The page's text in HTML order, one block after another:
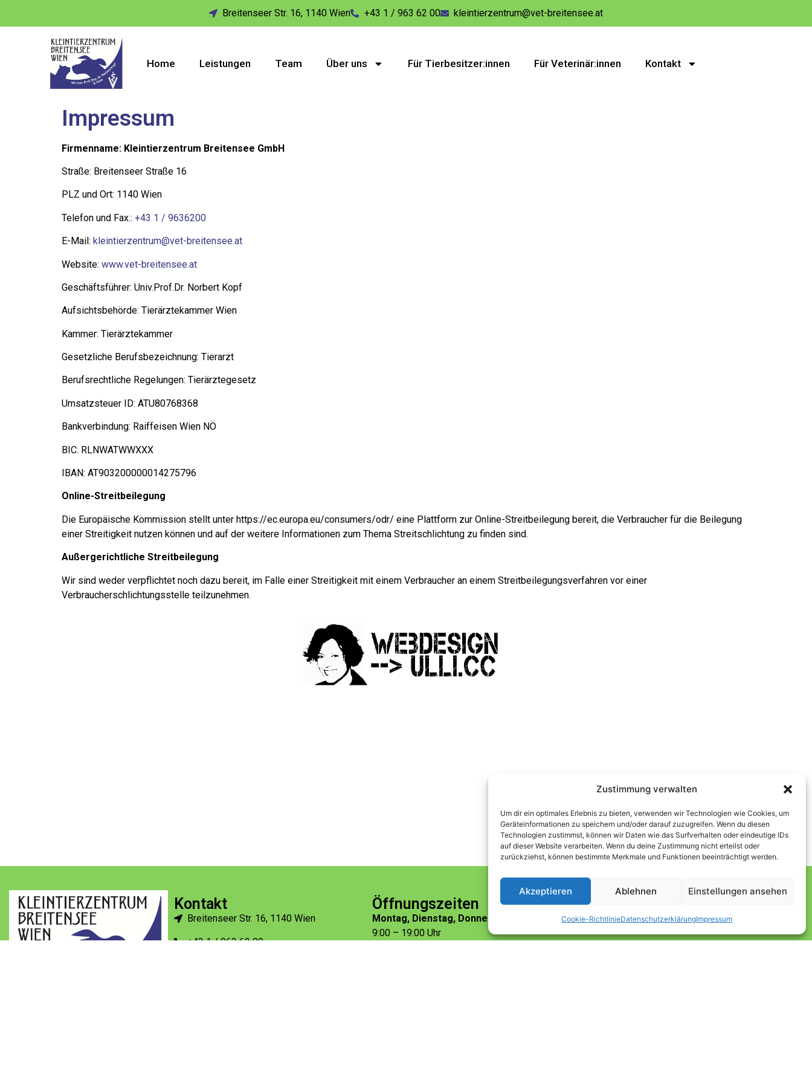
Zustimmung verwalten
Um dir ein optimales Erlebnis zu bieten, verwenden wir Technologien wie Cookies, um
Geräteinformationen zu speichern und/oder darauf zuzugreifen. Wenn du diesen
Technologien zustimmst, können wir Daten wie das Surfverhalten oder eindeutige IDs
auf dieser Website verarbeiten. Wenn du deine Zustimmung nicht erteilst oder
zurückziehst, können bestimmte Merkmale und Funktionen beeinträchtigt werden.
Akzeptieren Ablehnen Einstellungen ansehen
Cookie-RichtlinieDatenschutzerklärungImpressum
Breitenseer Str. 16, 1140 Wien +43 1 / 963 62 00 kleintierzentrum@vet-breitensee.at
Home Leistungen Team Über uns Für Tierbesitzer:innen Für Veterinär:innen Kontakt
Impressum
Firmenname: Kleintierzentrum Breitensee GmbH
Straße: Breitenseer Straße 16
PLZ und Ort: 1140 Wien
Telefon und Fax.: +43 1 / 9636200
E-Mail: kleintierzentrum@vet-breitensee.at
Website: www.vet-breitensee.at
Geschäftsführer: Univ.Prof.Dr. Norbert Kopf
Aufsichtsbehörde: Tierärztekammer Wien
Kammer: Tierärztekammer
Gesetzliche Berufsbezeichnung: Tierarzt
Berufsrechtliche Regelungen: Tierärztegesetz
Umsatzsteuer ID: ATU80768368
Bankverbindung: Raiffeisen Wien NÖ
BIC: RLNWATWWXXX
IBAN: AT903200000014275796
Online-Streitbeilegung
Die Europäische Kommission stellt unter https://ec.europa.eu/consumers/odr/ eine Plattform zur Online-Streitbeilegung bereit, die Verbraucher für die Beilegung
einer Streitigkeit nutzen können und auf der weitere Informationen zum Thema Streitschlichtung zu finden sind.
Außergerichtliche Streitbeilegung
Wir sind weder verpflichtet noch dazu bereit, im Falle einer Streitigkeit mit einem Verbraucher an einem Streitbeilegungsverfahren vor einer
Verbraucherschlichtungsstelle teilzunehmen.
Kontakt
Breitenseer Str. 16, 1140 Wien
+43 1 / 963 62 00
Öffnungszeiten
Montag, Dienstag, Donnerstag, Freitag
9:00 – 19:00 Uhr
Menü
Kontakt